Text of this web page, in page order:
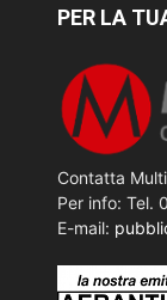
PER LA
Contatta
Per info: Tel.
E-mail: